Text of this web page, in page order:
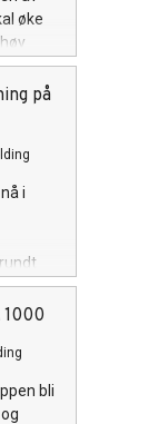
øke
på
i
bli